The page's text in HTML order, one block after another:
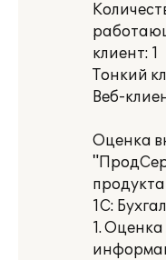
клиент: 1
Тонкий
Веб-
Оценка
продукта
1С:
1.